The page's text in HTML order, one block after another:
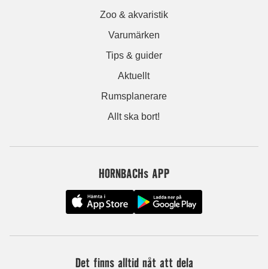
Zoo & akvaristik
Varumärken
Tips & guider
Aktuellt
Rumsplanerare
Allt ska bort!
HORNBACHs APP
Det finns alltid nåt att dela